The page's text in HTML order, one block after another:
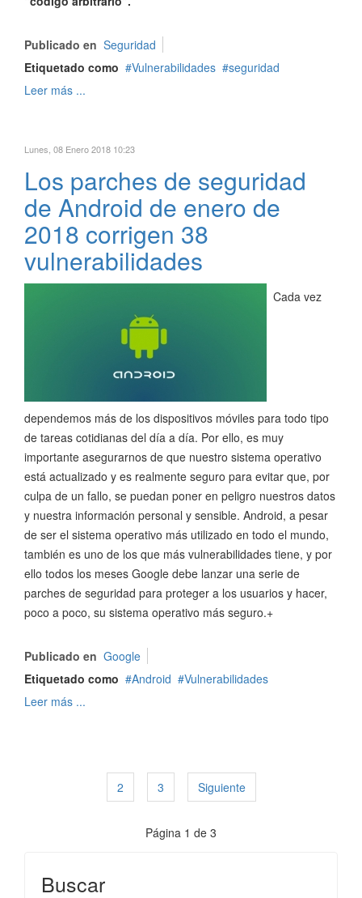
Publicado en Seguridad
Etiquetado como
Vulnerabilidades
seguridad
Leer más ...
Lunes, 08 Enero 2018 10:23
Los parches de seguridad
de Android de enero de
2018 corrigen 38
vulnerabilidades
Cada vez
dependemos más de los dispositivos móviles para todo tipo
de tareas cotidianas del día a día. Por ello, es muy
importante asegurarnos de que nuestro sistema operativo
está actualizado y es realmente seguro para evitar que, por
culpa de un fallo, se puedan poner en peligro nuestros datos
y nuestra información personal y sensible. Android, a pesar
de ser el sistema operativo más utilizado en todo el mundo,
también es uno de los que más vulnerabilidades tiene, y por
ello todos los meses Google debe lanzar una serie de
parches de seguridad para proteger a los usuarios y hacer,
poco a poco, su sistema operativo más seguro.+
Publicado en Google
Etiquetado como
Android
Vulnerabilidades
Leer más ...
2 3 Siguiente
Página 1 de 3
Buscar